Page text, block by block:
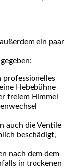
ein paar
gegeben:
professionelles
Hebebühne
freiem Himmel
auch die Ventile
beschädigt,
nach dem dem
in trockenen